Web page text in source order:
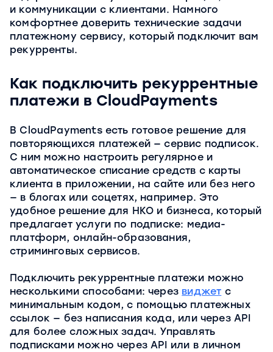
и коммуникации с клиентами. Намного
комфортнее доверить технические задачи
платежному сервису, который подключит вам
рекурренты.
Как подключить рекуррентные
платежи в CloudPayments
В СloudPayments есть готовое решение для
повторяющихся платежей — сервис подписок.
С ним можно настроить регулярное и
автоматическое списание средств с карты
клиента в приложении, на сайте или без него
— в блогах или соцетях, например. Это
удобное решение для НКО и бизнеса, который
предлагает услуги по подписке: медиа-
платформ, онлайн-образования,
стриминговых сервисов.
Подключить рекуррентные платежи можно
несколькими способами: через виджет с
минимальным кодом, с помощью платежных
ссылок — без написания кода, или через API
для более сложных задач. Управлять
подписками можно через API или в личном